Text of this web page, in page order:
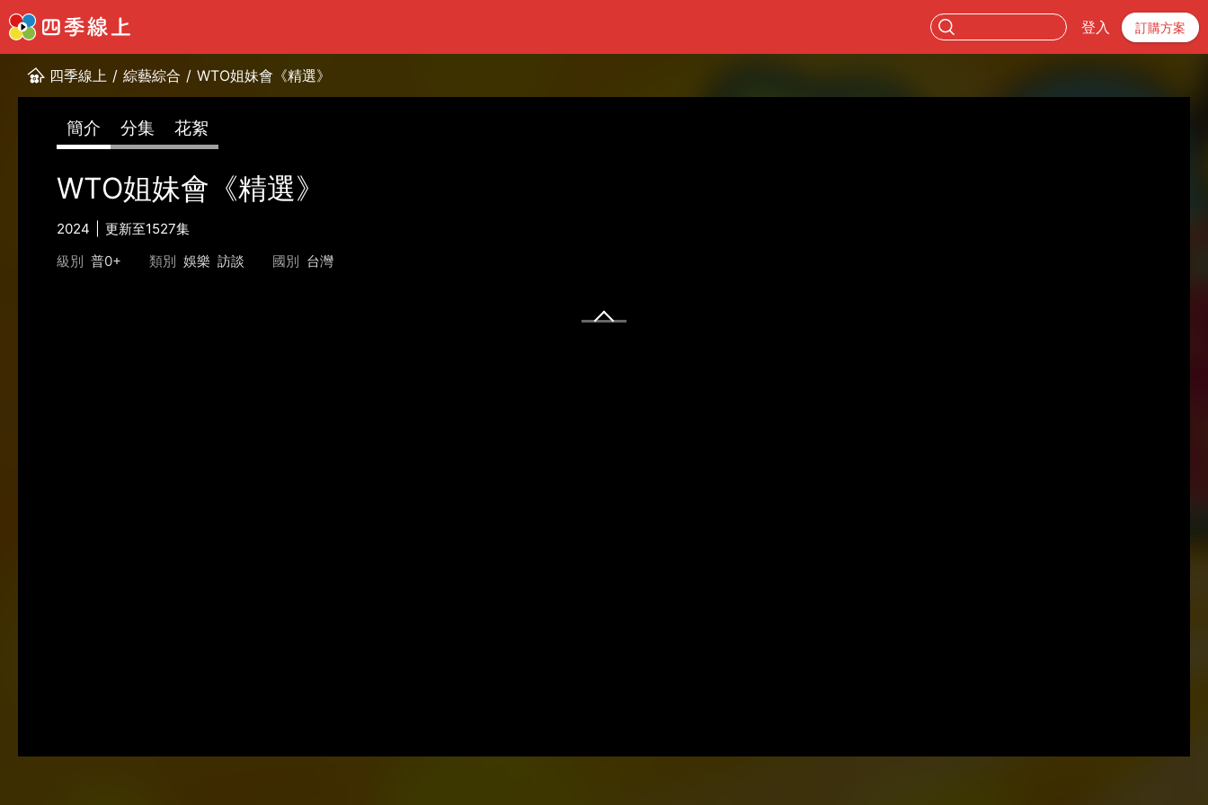
登入 訂購方案
四季線上 / 綜藝綜合 / WTO姐妹會《精選》
簡介 分集 花絮
WTO姐妹會《精選》
2024
更新至1527集
級別 普0+ 類別 娛樂 訪談 國別 台灣